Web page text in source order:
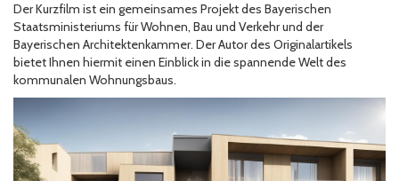
Der Kurzfilm ist ein gemeinsames Projekt des Bayerischen
Staatsministeriums für Wohnen, Bau und Verkehr und der
Bayerischen Architektenkammer. Der Autor des Originalartikels
bietet Ihnen hiermit einen Einblick in die spannende Welt des
kommunalen Wohnungsbaus.